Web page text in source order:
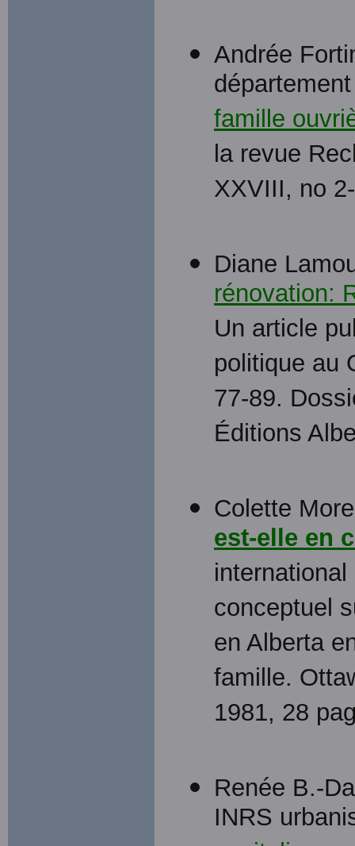
Andrée
famille
la revue
XXVIII, no
Diane
rénovation:
Un article
politique au
77-89.
Éditions
Colette
est-elle en
international
conceptuel
en Alberta
famille.
1981, 28
Renée B.-
INRS